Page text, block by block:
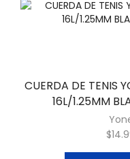
CUERDA DE TENIS
16L/1.25MM
$